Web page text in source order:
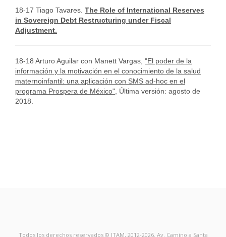
18-17 Tiago Tavares. The Role of International Reserves
in Sovereign Debt Restructuring under Fiscal
Adjustment.
18-18 Arturo Aguilar con Manett Vargas, "El poder de la
información y la motivación en el conocimiento de la salud
maternoinfantil: una aplicación con SMS ad-hoc en el
programa Prospera de México" , Última versión: agosto de
2018.
Todos los derechos reservados © ITAM, 2012-2026. Av. Camino a Santa